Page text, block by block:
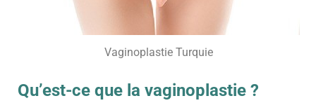
Vaginoplastie Turquie
Qu’est-ce que la vaginoplastie ?